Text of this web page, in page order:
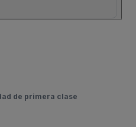
de primera clase